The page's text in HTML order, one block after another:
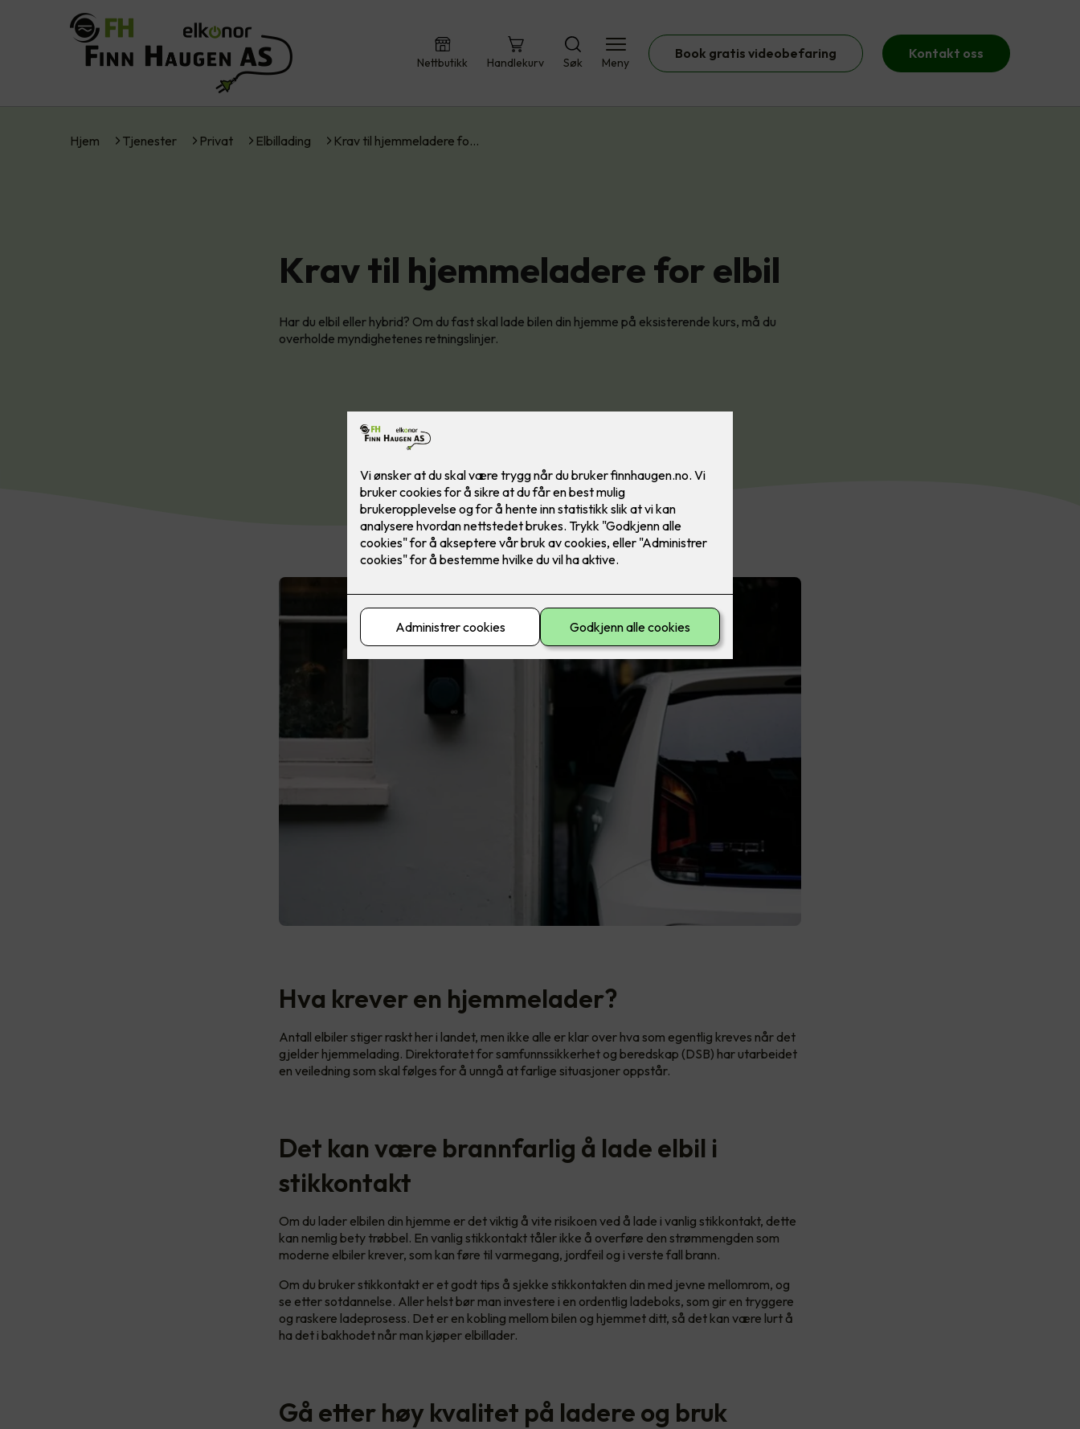
Nettbutikk Handlekurv Søk Meny
Book gratis videobefaring Kontakt oss
Hjem Tjenester Privat Elbillading Krav til hjemmeladere fo…
Krav til hjemmeladere for elbil
Har du elbil eller hybrid? Om du fast skal lade bilen din hjemme på eksisterende kurs, må du
overholde myndighetenes retningslinjer.
Hva krever en hjemmelader?
Antall elbiler stiger raskt her i landet, men ikke alle er klar over hva som egentlig kreves når det
gjelder hjemmelading. Direktoratet for samfunnssikkerhet og beredskap (DSB) har utarbeidet
en veiledning som skal følges for å unngå at farlige situasjoner oppstår.
Det kan være brannfarlig å lade elbil i
stikkontakt
Om du lader elbilen din hjemme er det viktig å vite risikoen ved å lade i vanlig stikkontakt, dette
kan nemlig bety trøbbel. En vanlig stikkontakt tåler ikke å overføre den strømmengden som
moderne elbiler krever, som kan føre til varmegang, jordfeil og i verste fall brann.
Om du bruker stikkontakt er et godt tips å sjekke stikkontakten din med jevne mellomrom, og
se etter sotdannelse. Aller helst bør man investere i en ordentlig ladeboks, som gir en tryggere
og raskere ladeprosess. Det er en kobling mellom bilen og hjemmet ditt, så det kan være lurt å
ha det i bakhodet når man kjøper elbillader.
Gå etter høy kvalitet på ladere og bruk